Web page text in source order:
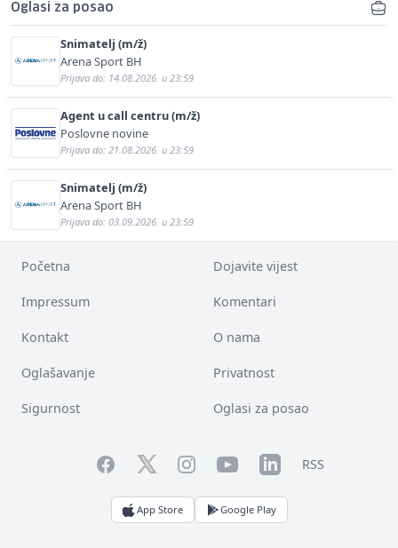
Oglasi za posao
Snimatelj (m/ž)
Arena Sport BH
Prijava do: 14.08.2026. u 23:59
Agent u call centru (m/ž)
Poslovne novine
Prijava do: 21.08.2026. u 23:59
Snimatelj (m/ž)
Arena Sport BH
Prijava do: 03.09.2026. u 23:59
Početna Dojavite vijest
Impressum Komentari
Kontakt O nama
Oglašavanje Privatnost
Sigurnost Oglasi za posao
FacebookTwitterInstagramYouTubeLinkedInRSS
App Store Google Play